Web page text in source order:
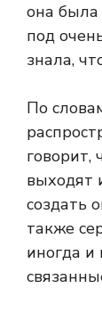
она
под
знала,
По
говорит,
выходят
создать
также
иногда